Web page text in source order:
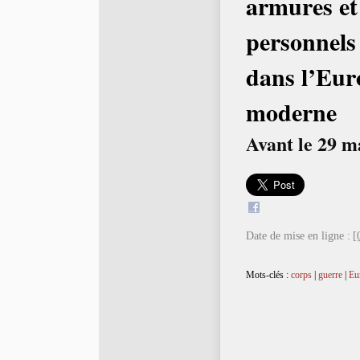
dans
moderne
Avant le 29
Date de mise en ligne :
Mots-clés : corps| guerre|